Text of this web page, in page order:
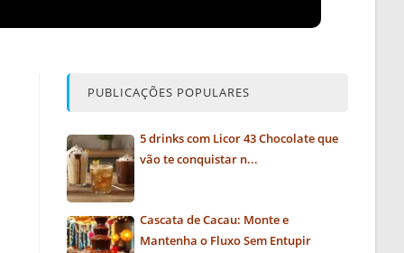
PUBLICAÇÕES POPULARES
5 drinks com Licor 43 Chocolate que
vão te conquistar n...
Cascata de Cacau: Monte e
Mantenha o Fluxo Sem Entupir